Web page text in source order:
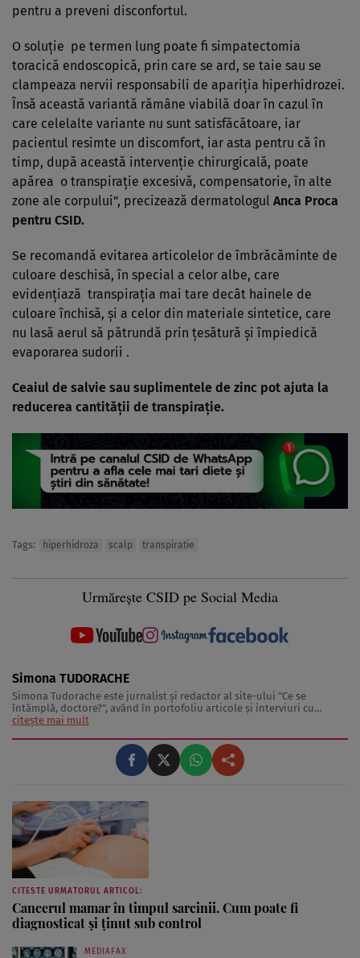
pentru a preveni disconfortul.
O soluţie pe termen lung poate fi simpatectomia
toracică endoscopică, prin care se ard, se taie sau se
clampeaza nervii responsabili de apariţia hiperhidrozei.
Însă această variantă rămâne viabilă doar în cazul în
care celelalte variante nu sunt satisfăcătoare, iar
pacientul resimte un discomfort, iar asta pentru că în
timp, după această intervenţie chirurgicală, poate
apărea o transpiraţie excesivă, compensatorie, în alte
zone ale corpului”, precizează dermatologul Anca Proca
pentru CSID.
Se recomandă evitarea articolelor de îmbrăcăminte de
culoare deschisă, în special a celor albe, care
evidenţiază transpiraţia mai tare decât hainele de
culoare închisă, şi a celor din materiale sintetice, care
nu lasă aerul să pătrundă prin ţesătură şi împiedică
evaporarea sudorii .
Ceaiul de salvie sau suplimentele de zinc pot ajuta la
reducerea cantităţii de transpiraţie.
Tags: hiperhidroza scalp transpiratie
Urmărește CSID pe Social Media
Simona TUDORACHE
Simona Tudorache este jurnalist şi redactor al site-ului "Ce se
întâmplă, doctore?", având în portofoliu articole şi interviuri cu
medici, nutriţionişti şi specialişti în activitate fizică. De asemenea,
citește mai mult
CITESTE URMATORUL ARTICOL:
Cancerul mamar în timpul sarcinii. Cum poate fi
diagnosticat şi ţinut sub control
MEDIAFAX